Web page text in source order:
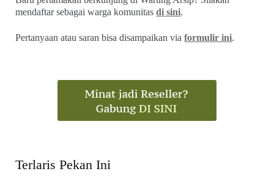
mendaftar sebagai warga komunitasdi sini.
Pertanyaan atau saran bisa disampaikan viaformulir ini.
Terlaris Pekan Ini